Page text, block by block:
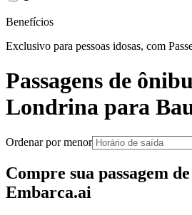
Benefícios
Exclusivo para pessoas idosas, com
Passagens de
Londrina para
Ordenar por menor
Compre sua passagem
Embarca.ai